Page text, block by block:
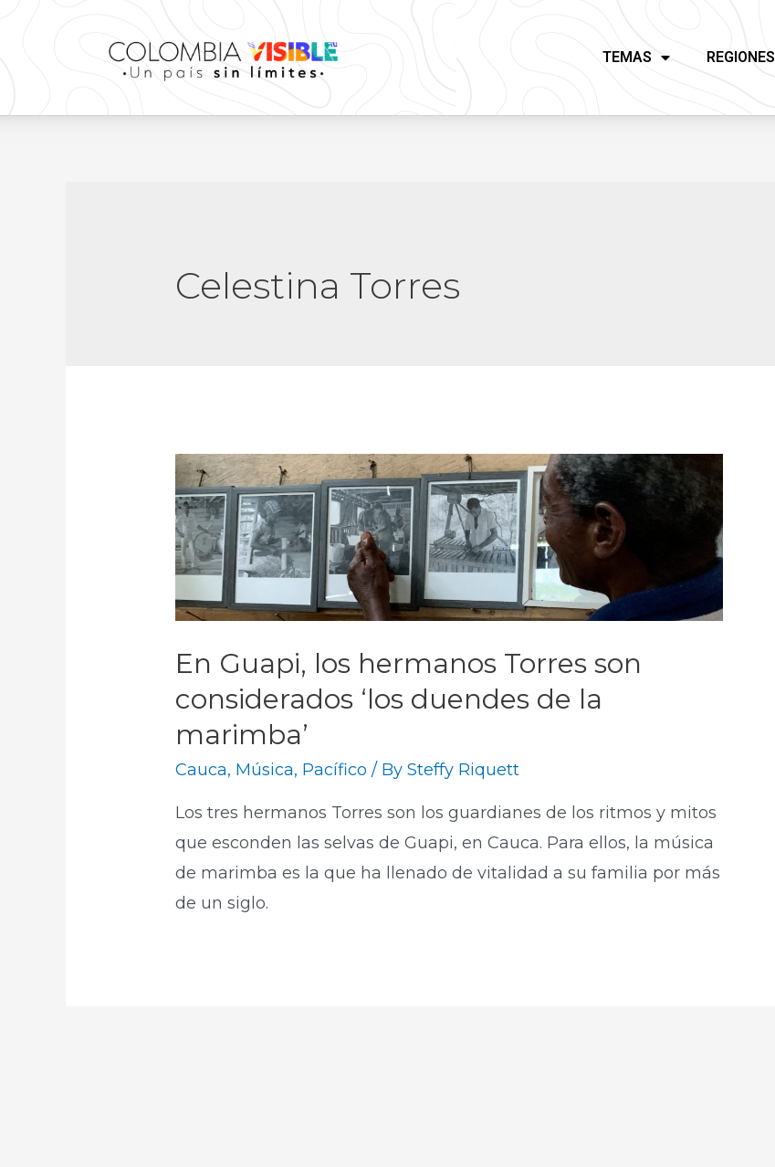
TEMAS REGIONES
Celestina Torres
En Guapi, los hermanos Torres son
considerados ‘los duendes de la
marimba’
Cauca, Música, Pacífico / BySteffy Riquett
Los tres hermanos Torres son los guardianes de los ritmos y mitos
que esconden las selvas de Guapi, en Cauca. Para ellos, la música
de marimba es la que ha llenado de vitalidad a su familia por más
de un siglo.​